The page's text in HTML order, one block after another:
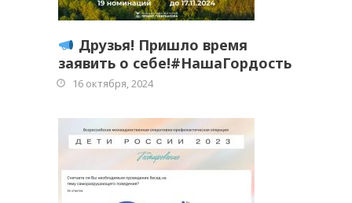
Друзья! Пришло время
заявить о себе!#НашаГордость
16 октября, 2024